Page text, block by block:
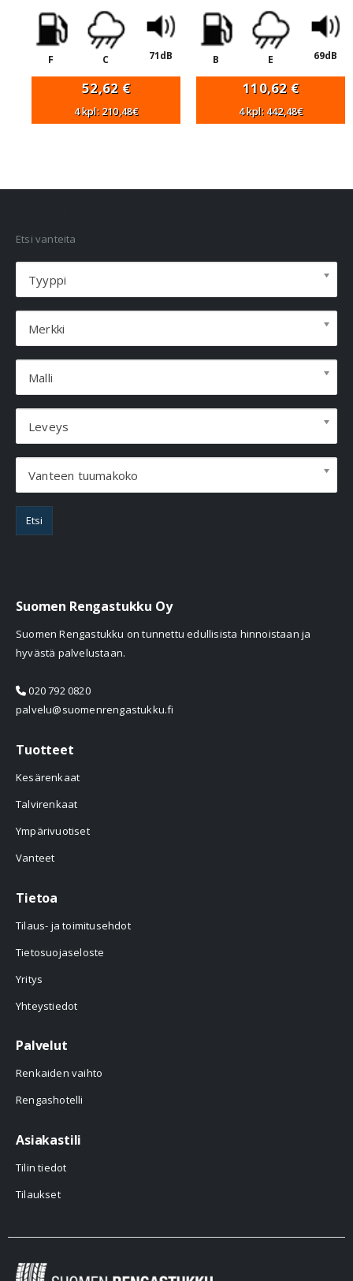
F C 71dB
52,62 €
4 kpl: 210,48€
B E 69dB
110,62 €
4 kpl: 442,48€
Etsi vanteita
Tyyppi
Merkki
Malli
Leveys
Vanteen tuumakoko
Etsi
Suomen Rengastukku Oy
Suomen Rengastukku on tunnettu edullisista hinnoistaan ja
hyvästä palvelustaan.
020 792 0820
palvelu@suomenrengastukku.fi
Tuotteet
Kesärenkaat
Talvirenkaat
Ympärivuotiset
Vanteet
Tietoa
Tilaus- ja toimitusehdot
Tietosuojaseloste
Yritys
Yhteystiedot
Palvelut
Renkaiden vaihto
Rengashotelli
Asiakastili
Tilin tiedot
Tilaukset